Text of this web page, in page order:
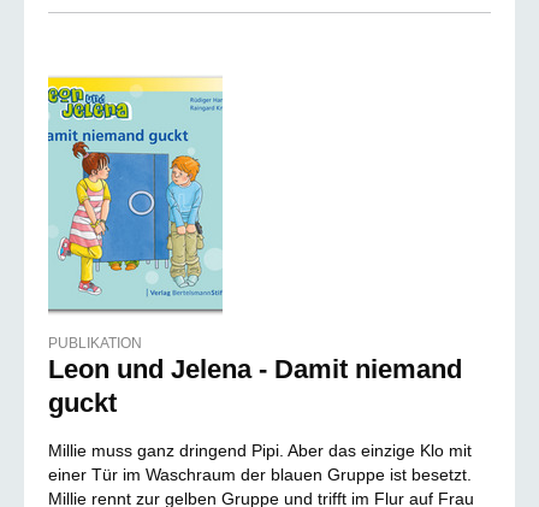
PUBLIKATION
Leon und Jelena - Damit niemand
guckt
Millie muss ganz dringend Pipi. Aber das einzige Klo mit
einer Tür im Waschraum der blauen Gruppe ist besetzt.
Millie rennt zur gelben Gruppe und trifft im Flur auf Frau